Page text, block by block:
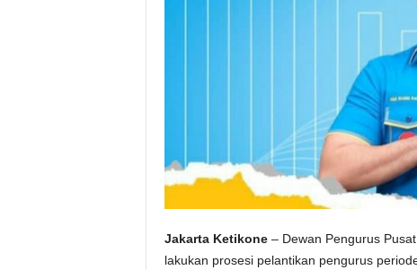
Jakarta Ketikone– Dewan Pengurus
lakukan prosesi pelantikan pengurus